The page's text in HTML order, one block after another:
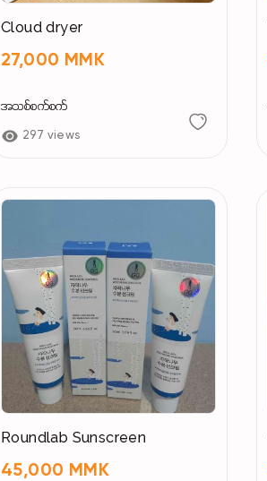
Cloud dryer
27,000 MMK
အသစ်စက်စက်
297 views
Roundlab Sunscreen
45,000 MMK